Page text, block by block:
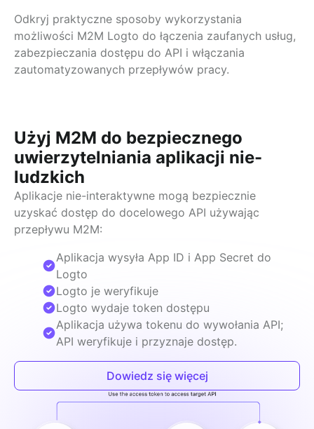
Odkryj praktyczne sposoby wykorzystania
możliwości M2M Logto do łączenia zaufanych usług,
zabezpieczania dostępu do API i włączania
zautomatyzowanych przepływów pracy.
Użyj M2M do bezpiecznego
uwierzytelniania aplikacji nie-
ludzkich
Aplikacje nie-interaktywne mogą bezpiecznie
uzyskać dostęp do docelowego API używając
przepływu M2M:
Aplikacja wysyła App ID i App Secret do
Logto
Logto je weryfikuje
Logto wydaje token dostępu
Aplikacja używa tokenu do wywołania API;
API weryfikuje i przyznaje dostęp.
Dowiedz się więcej